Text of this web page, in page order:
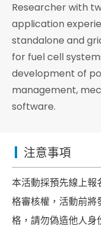
Researcher with
application
standalone and
for fuel cell
development of
management,
software.
注意事項
本活動採預先線上
格審核權，活動前將
格，請勿偽造他人身